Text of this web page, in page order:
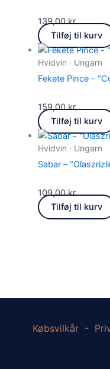
139,00kr.
Tilføj til kurv
Hvidvin · Ungarn
Fekete Pince –
159,00kr.
Tilføj til kurv
Hvidvin · Ungarn
Sabar –
109,00kr.
Tilføj til kurv
Købsvilkår -